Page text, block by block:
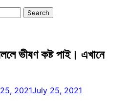
ভীষণ কষ্ট পাই। এখানে
2021July 25, 2021